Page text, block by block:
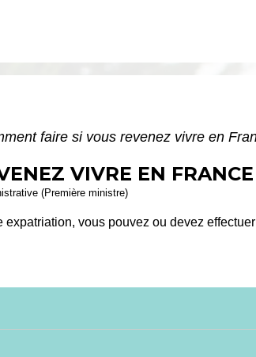
faire si vous revenez vivre en
VIVRE EN
(Première ministre)
vous pouvez ou devez effectuer